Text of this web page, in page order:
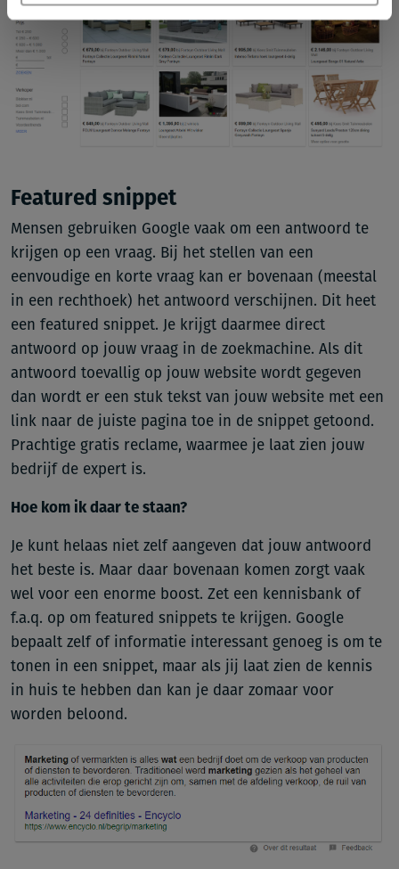
Featured snippet
Mensen gebruiken Google vaak om een antwoord te
krijgen op een vraag. Bij het stellen van een
eenvoudige en korte vraag kan er bovenaan (meestal
in een rechthoek) het antwoord verschijnen. Dit heet
een featured snippet. Je krijgt daarmee direct
antwoord op jouw vraag in de zoekmachine. Als dit
antwoord toevallig op jouw website wordt gegeven
dan wordt er een stuk tekst van jouw website met een
link naar de juiste pagina toe in de snippet getoond.
Prachtige gratis reclame, waarmee je laat zien jouw
bedrijf de expert is.
Hoe kom ik daar te staan?
Je kunt helaas niet zelf aangeven dat jouw antwoord
het beste is. Maar daar bovenaan komen zorgt vaak
wel voor een enorme boost. Zet een kennisbank of
f.a.q. op om featured snippets te krijgen. Google
bepaalt zelf of informatie interessant genoeg is om te
tonen in een snippet, maar als jij laat zien de kennis
in huis te hebben dan kan je daar zomaar voor
worden beloond.